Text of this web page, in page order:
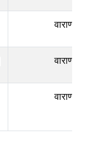
वाराणसी
वाराणसी
वाराणसी